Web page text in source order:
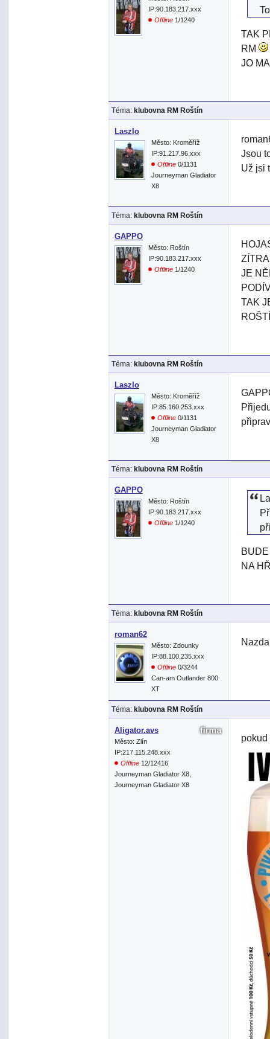
IP:90.183.217.xxx
Offline 1/1240
TAK
RM
JO
Téma: klubovna RM Roštín
Laszlo
Město: Kroměříž
IP:91.217.96.xxx
Offline 0/1131
Journeyman Gladiator
X8
Jsou
Už jsi
Téma: klubovna RM Roštín
GAPPO
Město: Roštín
IP:90.183.217.xxx
Offline 1/1240
JE
TAK
Téma: klubovna RM Roštín
Laszlo
Město: Kroměříž
IP:85.160.253.xxx
Offline 0/1131
Journeyman Gladiator
X8
Téma: klubovna RM Roštín
GAPPO
Město: Roštín
IP:90.183.217.xxx
Offline 1/1240
NA
Téma: klubovna RM Roštín
roman62
Město: Zdounky
IP:88.100.235.xxx
Offline 0/3244
Can-am Outlander 800
XT
Téma: klubovna RM Roštín
Aligator.avs
Město: Zlín
IP:217.115.248.xxx
Offline 12/12416
Journeyman Gladiator X8,
Journeyman Gladiator X8